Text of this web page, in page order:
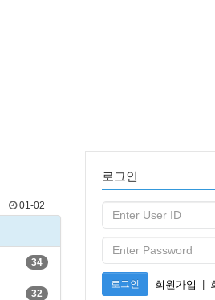
01-02
34
32
로그인
로그인 회원가입